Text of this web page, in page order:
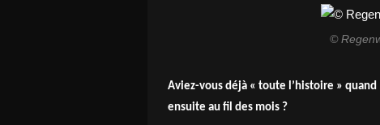
©
Aviez-vous déjà « toute l’histoire »
ensuite au fil des mois ?